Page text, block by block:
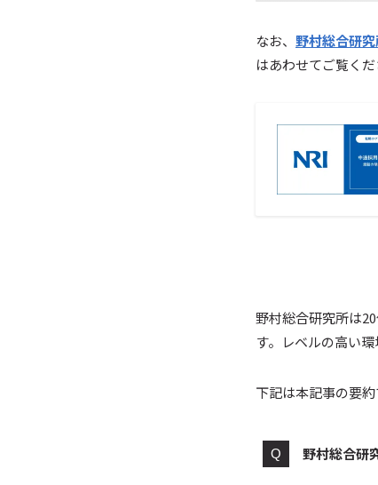
なお、 野村総合研
はあわせてご覧くだ
野村総合研究所は
す。レベルの高い
下記は本記事の要
野村総合研